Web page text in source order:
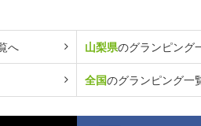
へ 山梨県のグランピング
全国のグランピング一